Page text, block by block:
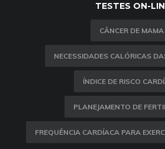
TESTES ON-
CÂNCER DE MAMA
NECESSIDADES CALÓRICAS
ÍNDICE DE RISCO
PLANEJAMENTO DE
FREQUÊNCIA CARDÍACA PARA